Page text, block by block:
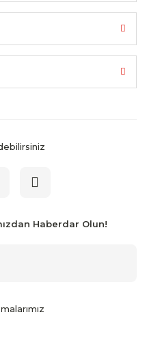
Haberdar Olun!